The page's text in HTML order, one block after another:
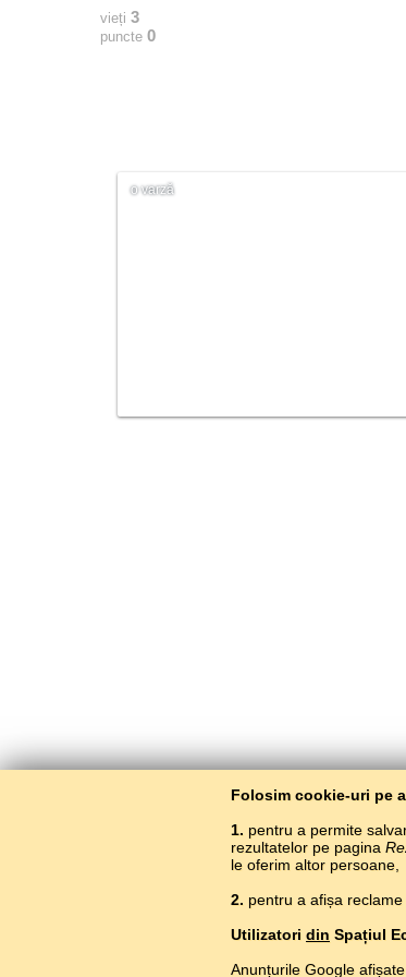
Folosim cookie-uri pe
1. pentru a permite
rezultatelor pe pagina
le oferim altor persoane,
2. pentru a afișa
Utilizatori din Spațiul
Anunțurile Google
vieți 3
puncte 0
o varză